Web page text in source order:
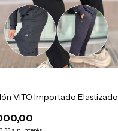
VITO Importado Elastizado